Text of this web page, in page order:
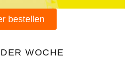
bestellen
WOCHE